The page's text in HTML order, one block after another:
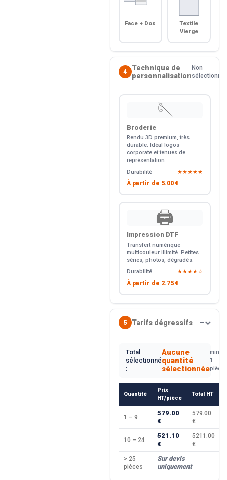
Face + Dos
Textile
Vierge
4
Technique de
personnalisation
Non
sélectionné
🪡
Broderie
Rendu 3D premium, très
durable. Idéal logos
corporate et tenues de
représentation.
Durabilité
★★★★★
À partir de 5.00 €
🖨️
Impression DTF
Transfert numérique
multicouleur illimité. Petites
séries, photos, dégradés.
Durabilité
★★★★☆
À partir de 2.75 €
5 Tarifs dégressifs —
Total
sélectionné
:
Aucune
quantité
sélectionnée
min.
1
pièce
Quantité
Prix
HT/pièce
Total HT
1 – 9
579.00
€
579.00
€
10 – 24
521.10
€
5211.00
€
> 25
pièces
Sur devis
uniquement